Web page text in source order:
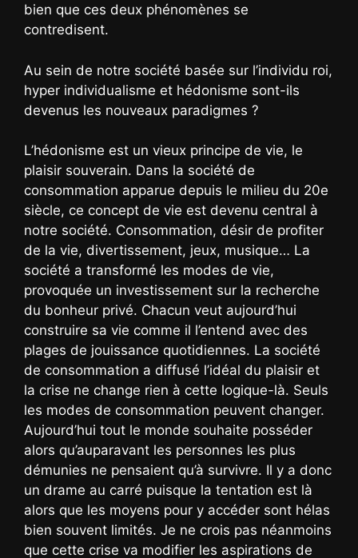
bien que ces deux phénomènes se
contredisent.
Au sein de notre société basée sur l’individu roi,
hyper individualisme et hédonisme sont-ils
devenus les nouveaux paradigmes ?
L’hédonisme est un vieux principe de vie, le
plaisir souverain. Dans la société de
consommation apparue depuis le milieu du 20e
siècle, ce concept de vie est devenu central à
notre société. Consommation, désir de profiter
de la vie, divertissement, jeux, musique… La
société a transformé les modes de vie,
provoquée un investissement sur la recherche
du bonheur privé. Chacun veut aujourd’hui
construire sa vie comme il l’entend avec des
plages de jouissance quotidiennes. La société
de consommation a diffusé l’idéal du plaisir et
la crise ne change rien à cette logique-là. Seuls
les modes de consommation peuvent changer.
Aujourd’hui tout le monde souhaite posséder
alors qu’auparavant les personnes les plus
démunies ne pensaient qu’à survivre. Il y a donc
un drame au carré puisque la tentation est là
alors que les moyens pour y accéder sont hélas
bien souvent limités. Je ne crois pas néanmoins
que cette crise va modifier les aspirations de